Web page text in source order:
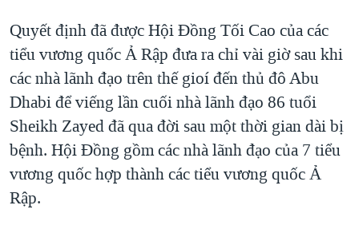
KHOA HỌC
SỨC KHOẺ
VĂN HOÁ
THỂ THAO
GIÁO DỤC
NGÀY TỊ NẠN THẾ GIỚI
TRỊNH VĨNH BÌNH - NGƯỜI HẠ 'BÊN THẮNG CUỘC'
GROUND ZERO – XƯA VÀ NAY
CHI PHÍ CHIẾN TRANH AFGHANISTAN
CÁC GIÁ TRỊ CỘNG HÒA Ở VIỆT NAM
THƯỢNG ĐỈNH TRUMP-KIM TẠI VIỆT NAM
Ngôn ngữ khác
Quyết định đã được Hội Đồng Tối Cao của các
tiểu vương quốc Ả Rập đưa ra chỉ vài giờ sau khi
các nhà lãnh đạo trên thế gioí đến thủ đô Abu
Dhabi để viếng lần cuối nhà lãnh đạo 86 tuổi
Sheikh Zayed đã qua đời sau một thời gian dài bị
bệnh. Hội Đồng gồm các nhà lãnh đạo của 7 tiểu
vương quốc hợp thành các tiểu vương quốc Ả
Rập.